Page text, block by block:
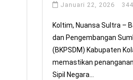
Januari 22, 2026
Koltim, Nuansa Sultra –
dan Pengembangan
(BKPSDM) Kabupaten
memastikan
Sipil Negara...